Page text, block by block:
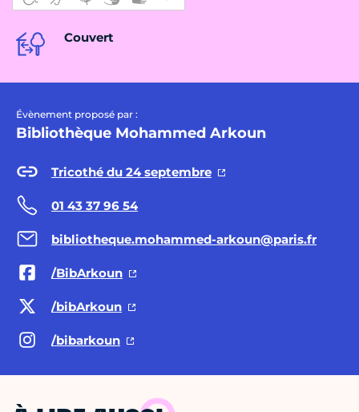
Couvert
Évènement proposé par :
Bibliothèque Mohammed Arkoun
Tricothé du 24 septembre
01 43 37 96 54
bibliotheque.mohammed-arkoun@paris.fr
/BibArkoun
/bibArkoun
/bibarkoun